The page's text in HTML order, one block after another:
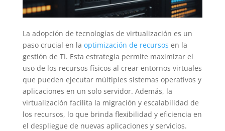
La adopción de tecnologías de virtualización es un
paso crucial en la optimización de recursos en la
gestión de TI. Esta estrategia permite maximizar el
uso de los recursos físicos al crear entornos virtuales
que pueden ejecutar múltiples sistemas operativos y
aplicaciones en un solo servidor. Además, la
virtualización facilita la migración y escalabilidad de
los recursos, lo que brinda flexibilidad y eficiencia en
el despliegue de nuevas aplicaciones y servicios.